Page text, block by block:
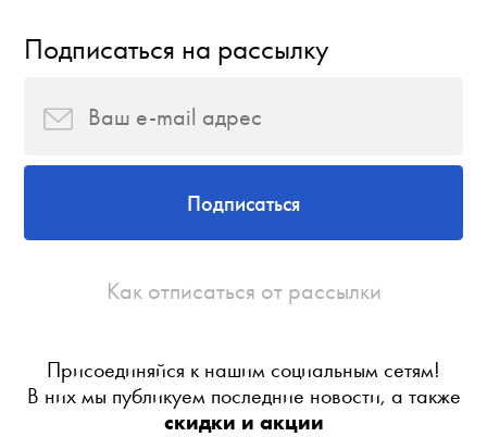
Подписаться на рассылку
Подписаться
Как отписаться от рассылки
Присоединяйся к нашим социальным сетям!
В них мы публикуем последние новости, а также
скидки и акции